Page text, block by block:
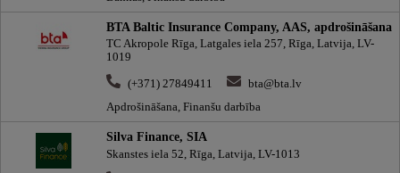
BTA Baltic Insurance Company, AAS, apdrošināšana
TC Akropole Rīga, Latgales iela 257, Rīga, Latvija, LV-
1019
(+371) 27849411
bta@bta.lv
Apdrošināšana, Finanšu darbība
Silva Finance, SIA
Skanstes iela 52, Rīga, Latvija, LV-1013